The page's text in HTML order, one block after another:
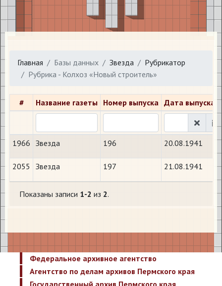
Главная Базы данных Звезда
Рубрикатор
Рубрика - Колхоз «Новый строитель»
# Название газеты Номер выпуска Дата выпуска
1966 Звезда 196 20.08.1941
2055 Звезда 197 21.08.1941
Показаны записи 1-2 из 2.
Федеральное архивное агентство
Агентство по делам архивов Пермского края
Государственный архив Пермского края